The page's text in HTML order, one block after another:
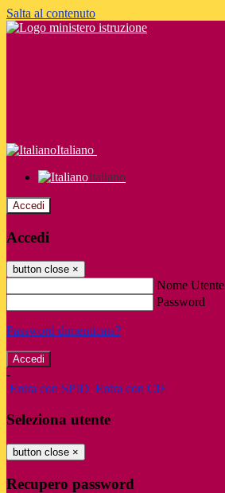
Salta al contenuto
Italiano
Italiano
Accedi
Accedi
button close ×
Nome Utente
Password
Password dimenticata?
-
Entra con SPID Entra con CIE
Seleziona utente
button close ×
Recupero password